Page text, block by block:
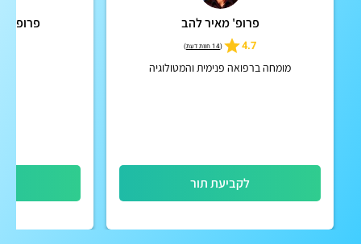
פרופ' מאיר להב
4.7
(14 חוות דעת )
מומחה ברפואה פנימית והמטולוגיה
לקביעת תור
פרופ'